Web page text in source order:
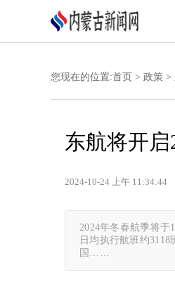
您现在的位置:首页 > 政策 >
东航将开
2024-10-24 上午
2024年冬春航季将于
日均执行航班约
国……